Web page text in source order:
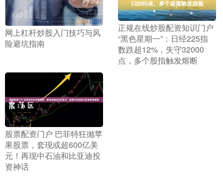
​网上杠杆炒股入门技巧与风
险避坑指南
​正规在线炒股配资知识门户
“黑色星期一”：日经225指
数跌超12%，失守32000
点，多个股指触发熔断
​股票配资门户 巴菲特狂抛苹
果股票，套现或超600亿美
元！再现中石油和比亚迪投
资神话